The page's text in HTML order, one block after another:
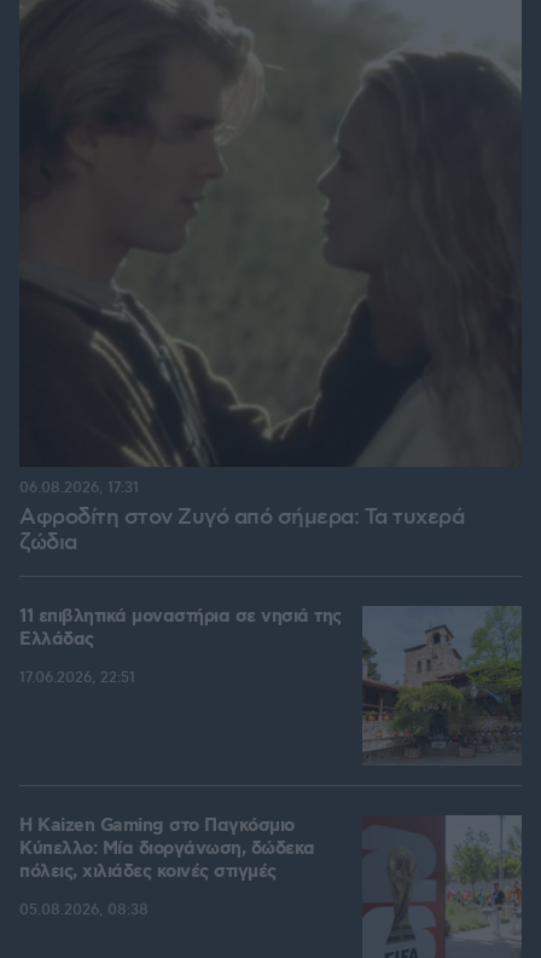
Αφροδίτη στον Ζυγό από σήμερα: Τα τυχερά
ζώδια
06.08.2026, 17:31
11 επιβλητικά μοναστήρια σε νησιά της
Ελλάδας
17.06.2026, 22:51
H Kaizen Gaming στο Παγκόσμιο
Kύπελλο: Μία διοργάνωση, δώδεκα
πόλεις, χιλιάδες κοινές στιγμές
05.08.2026, 08:38